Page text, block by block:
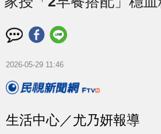
2026-05-29 11:46
生活中心／尤乃妍報導